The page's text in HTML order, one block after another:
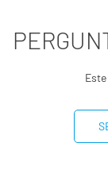
(*) Valores
8400kj. Seus